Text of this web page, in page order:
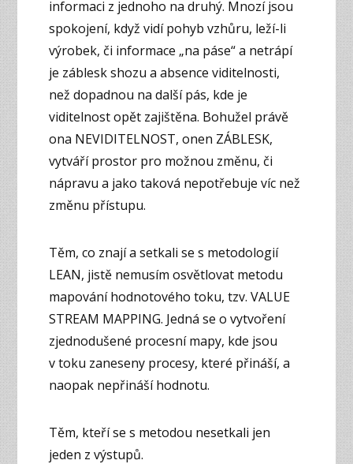
informaci z jednoho na druhý. Mnozí jsou
spokojení, když vidí pohyb vzhůru, leží-li
výrobek, či informace „na páse“ a netrápí
je záblesk shozu a absence viditelnosti,
než dopadnou na další pás, kde je
viditelnost opět zajištěna. Bohužel právě
ona NEVIDITELNOST, onen ZÁBLESK,
vytváří prostor pro možnou změnu, či
nápravu a jako taková nepotřebuje víc než
změnu přístupu.
Těm, co znají a setkali se s metodologií
LEAN, jistě nemusím osvětlovat metodu
mapování hodnotového toku, tzv. VALUE
STREAM MAPPING. Jedná se o vytvoření
zjednodušené procesní mapy, kde jsou
v toku zaneseny procesy, které přináší, a
naopak nepřináší hodnotu.
Těm, kteří se s metodou nesetkali jen
jeden z výstupů.